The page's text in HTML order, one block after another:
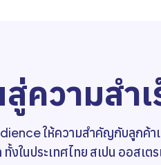
ความสำ
ให้ความสำคัญกับลูกค้า
งในประเทศไทย สเปน ออสเต